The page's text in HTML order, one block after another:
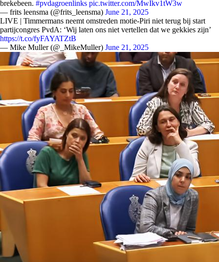
brekebeen. #pvdagroenlinks pic.twitter.com/MwIkv1tW3w
— frits leensma (@frits_leensma) June 21, 2025
LIVE | Timmermans neemt omstreden motie-Piri niet terug bij start
partijcongres PvdA: ‘Wij laten ons niet vertellen dat we gekkies zijn’
https://t.co/fyFAYATZtB
— Mike Muller (@_MikeMuller) June 21, 2025